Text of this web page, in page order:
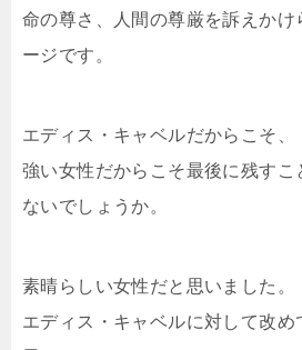
命の尊さ、人間の尊厳を訴えかけ
ージです。
エディス・キャベルだからこそ、
強い女性だからこそ最後に残すこ
ないでしょうか。
素晴らしい女性だと思いました。
エディス・キャベルに対して改め